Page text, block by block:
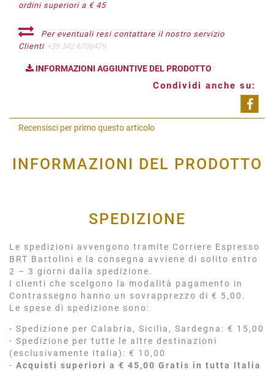
ordini superiori a € 45
Per eventuali resi contattare il nostro servizio
Clienti +39 342 6706479
INFORMAZIONI AGGIUNTIVE DEL PRODOTTO
Condividi anche su:
Recensisci per primo questo articolo
INFORMAZIONI DEL PRODOTTO
SPEDIZIONE
Le spedizioni avvengono tramite Corriere Espresso
BRT Bartolini e la consegna avviene di solito entro
2 – 3 giorni dalla spedizione.
I clienti che scelgono la modalità pagamento in
Contrassegno hanno un sovrapprezzo di € 5,00.
Le spese di spedizione sono:
- Spedizione per Calabria, Sicilia, Sardegna: € 15,00
- Spedizione per tutte le altre destinazioni
(esclusivamente Italia): € 10,00
- Acquisti superiori a € 45,00 Gratis in tutta Italia